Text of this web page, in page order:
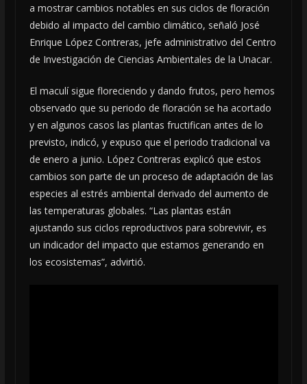
a mostrar cambios notables en sus ciclos de floración
debido al impacto del cambio climático, señaló José
Enrique López Contreras, jefe administrativo del Centro
de Investigación de Ciencias Ambientales de la Unacar.
El maculí sigue floreciendo y dando frutos, pero hemos
observado que su periodo de floración se ha acortado
y en algunos casos las plantas fructifican antes de lo
previsto, indicó, y expuso que el periodo tradicional va
de enero a junio. López Contreras explicó que estos
cambios son parte de un proceso de adaptación de las
especies al estrés ambiental derivado del aumento de
las temperaturas globales. “Las plantas están
ajustando sus ciclos reproductivos para sobrevivir, es
un indicador del impacto que estamos generando en
los ecosistemas”, advirtió.